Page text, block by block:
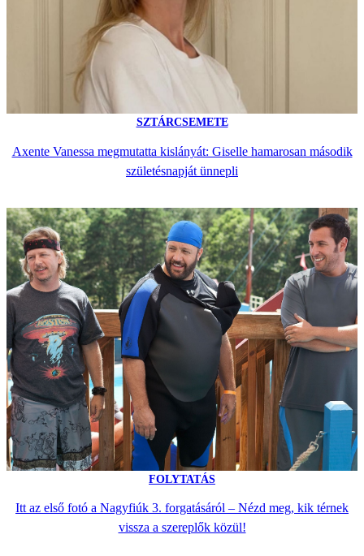
SZTÁRCSEMETE
Axente Vanessa megmutatta kislányát: Giselle hamarosan második
születésnapját ünnepli
FOLYTATÁS
Itt az első fotó a Nagyfiúk 3. forgatásáról – Nézd meg, kik térnek
vissza a szereplők közül!